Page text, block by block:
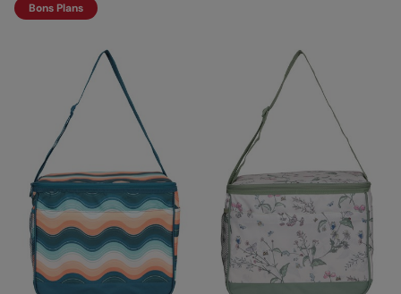
Bons Plans